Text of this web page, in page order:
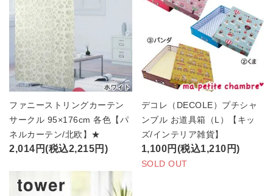
ファニーストリングカーテン
サークル 95×176cm 各色【パ
ネルカーテン/北欧】★
2,014円(税込2,215円)
デコレ（DECOLE）プチシャ
ンブル お道具箱（L）【キッ
ズ/インテリア雑貨】
1,100円(税込1,210円)
SOLD OUT